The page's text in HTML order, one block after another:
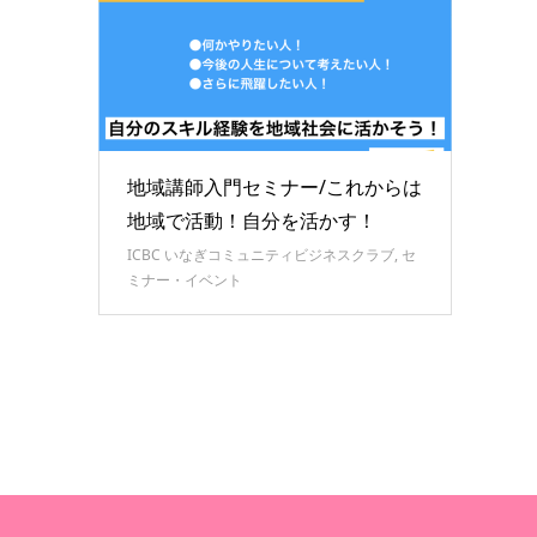
地域講師入門セミナー/これからは
地域で活動！自分を活かす！
ICBC いなぎコミュニティビジネスクラブ, セ
ミナー・イベント